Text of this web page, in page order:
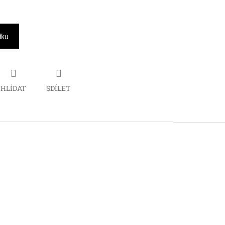
HLÍDAT SDÍLET